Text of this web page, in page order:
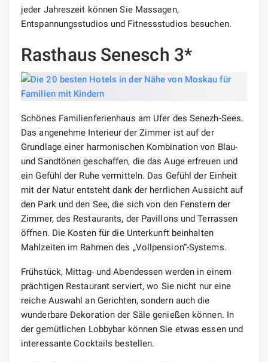
jeder Jahreszeit können Sie Massagen,
Entspannungsstudios und Fitnessstudios besuchen.
Rasthaus Senesch 3*
Schönes Familienferienhaus am Ufer des Senezh-Sees.
Das angenehme Interieur der Zimmer ist auf der
Grundlage einer harmonischen Kombination von Blau-
und Sandtönen geschaffen, die das Auge erfreuen und
ein Gefühl der Ruhe vermitteln. Das Gefühl der Einheit
mit der Natur entsteht dank der herrlichen Aussicht auf
den Park und den See, die sich von den Fenstern der
Zimmer, des Restaurants, der Pavillons und Terrassen
öffnen. Die Kosten für die Unterkunft beinhalten
Mahlzeiten im Rahmen des „Vollpension“-Systems.
Frühstück, Mittag- und Abendessen werden in einem
prächtigen Restaurant serviert, wo Sie nicht nur eine
reiche Auswahl an Gerichten, sondern auch die
wunderbare Dekoration der Säle genießen können. In
der gemütlichen Lobbybar können Sie etwas essen und
interessante Cocktails bestellen.